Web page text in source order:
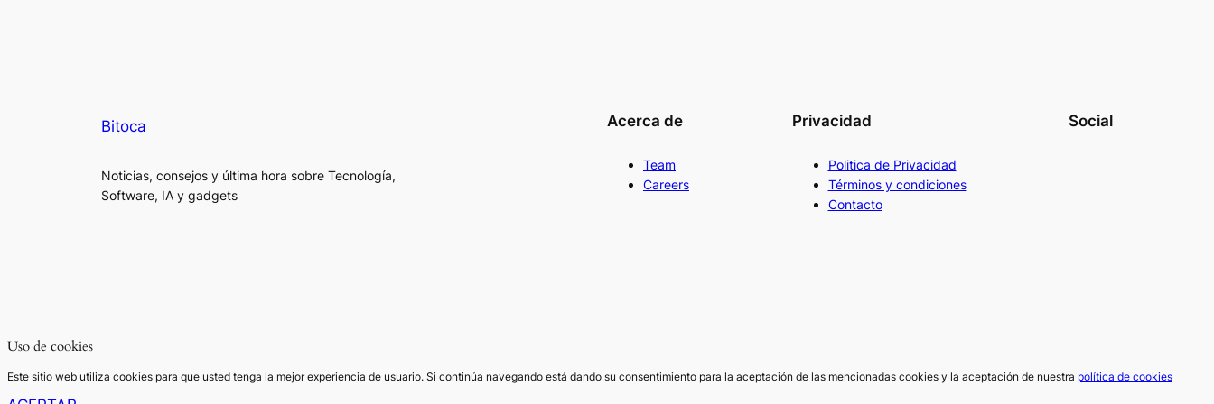
Bitoca
Noticias, consejos y última hora sobre Tecnología,
Software, IA y gadgets
Acerca de
Team
Careers
Privacidad
Politica de Privacidad
Términos y condiciones
Contacto
Social
Uso de cookies
Este sitio web utiliza cookies para que usted tenga la mejor experiencia de usuario. Si continúa navegando está dando su consentimiento para la aceptación de las mencionadas cookies y la aceptación de nuestra política de cookies